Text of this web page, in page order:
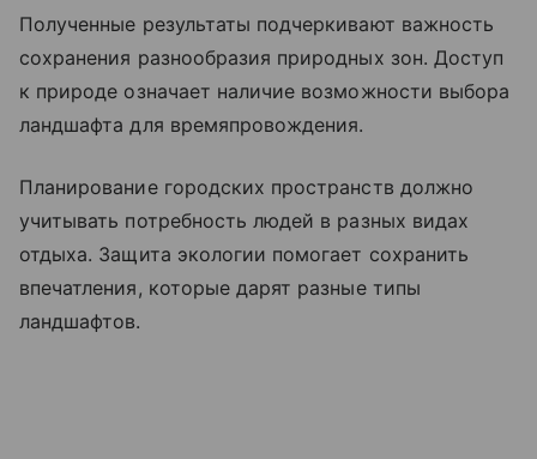
Полученные результаты подчеркивают важность
сохранения разнообразия природных зон. Доступ
к природе означает наличие возможности выбора
ландшафта для времяпровождения.
Планирование городских пространств должно
учитывать потребность людей в разных видах
отдыха. Защита экологии помогает сохранить
впечатления, которые дарят разные типы
ландшафтов.